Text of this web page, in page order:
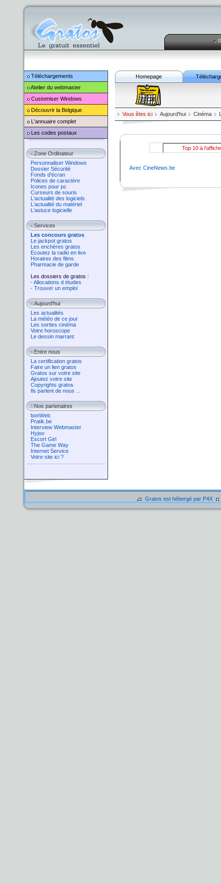
Téléchargements
Atelier du webmaster
Customiser Windows
Découvrir la Belgique
L'annuaire complet
Les codes postaux
Zone Ordinateur
Personnaliser Windows
Dossier Sécurité
Fonds d'écran
Polices de caractère
Icones pour pc
Curseurs de souris
L'actualité des logiciels
L'actualité du matériel
L'astuce logicielle
Services
Les concours gratos
Le jackpot gratos
Les enchères gratos
Ecoutez la radio en live
Horaires des films
Pharmacie de garde
Les dossiers de gratos :
- Allocations d études
- Trouver un emploi
Aujourd'hui
Les actualités
La météo de ce jour
Les sorties cinéma
Votre horoscope
Le dessin marrant
Entre nous
La certification gratos
Faire un lien gratos
Gratos sur votre site
Ajoutez votre site
Copyrights gratos
Ils parlent de nous ...
Nos partenaires
bonWeb
Pratik.be
Interview Webmaster
Hyjoo
Escort Girl
The Game Way
Internet Service
Votre site ici ?
Homepage
Vous êtes ici Aujourd'hui Cinéma
Top 10 à
Avec CineNews.be
.:: Gratos est hébergé par P4X ::